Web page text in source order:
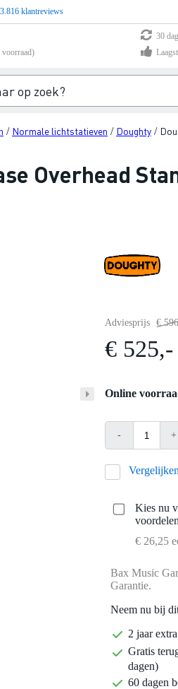
klantreviews
30
voorraad)
/ Normale lichtstatieven / Doughty /
Overhead
Adviesprijs €
€ 525,-
Online
- +
Vergelijken
Kies nu
voordelen
€ 26,25
Bax Music
Garantie.
Neem nu bij
2 jaar
Gratis
dagen)
60 dagen